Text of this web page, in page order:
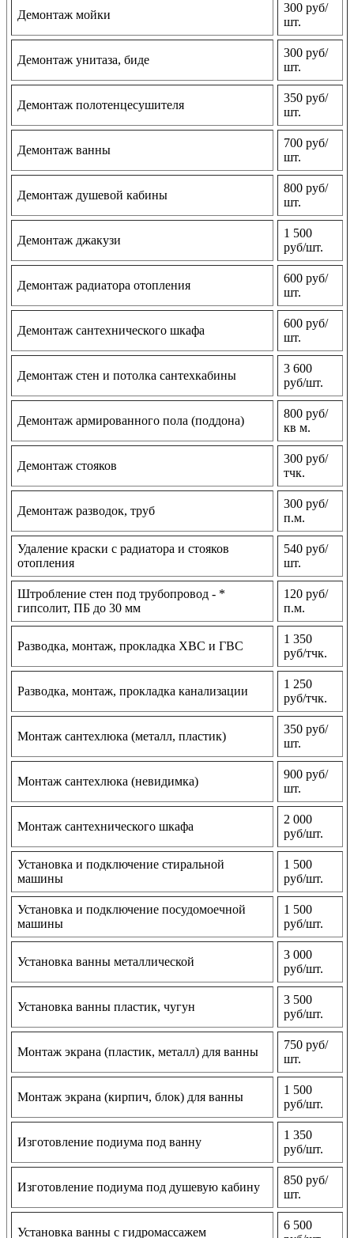
Демонтаж мойки
300 руб/
шт.
Демонтаж унитаза, биде
300 руб/
шт.
Демонтаж полотенцесушителя
350 руб/
шт.
Демонтаж ванны
700 руб/
шт.
Демонтаж душевой кабины
800 руб/
шт.
Демонтаж джакузи
1 500
руб/шт.
Демонтаж радиатора отопления
600 руб/
шт.
Демонтаж сантехнического шкафа
600 руб/
шт.
Демонтаж стен и потолка сантехкабины
3 600
руб/шт.
Демонтаж армированного пола (поддона)
800 руб/
кв м.
Демонтаж стояков
300 руб/
тчк.
Демонтаж разводок, труб
300 руб/
п.м.
Удаление краски с радиатора и стояков
отопления
540 руб/
шт.
Штробление стен под трубопровод - *
гипсолит, ПБ до 30 мм
120 руб/
п.м.
Разводка, монтаж, прокладка ХВС и ГВС
1 350
руб/тчк.
Разводка, монтаж, прокладка канализации
1 250
руб/тчк.
Монтаж сантехлюка (металл, пластик)
350 руб/
шт.
Монтаж сантехлюка (невидимка)
900 руб/
шт.
Монтаж сантехнического шкафа
2 000
руб/шт.
Установка и подключение стиральной
машины
1 500
руб/шт.
Установка и подключение посудомоечной
машины
1 500
руб/шт.
Установка ванны металлической
3 000
руб/шт.
Установка ванны пластик, чугун
3 500
руб/шт.
Монтаж экрана (пластик, металл) для ванны
750 руб/
шт.
Монтаж экрана (кирпич, блок) для ванны
1 500
руб/шт.
Изготовление подиума под ванну
1 350
руб/шт.
Изготовление подиума под душевую кабину
850 руб/
шт.
Установка ванны с гидромассажем
6 500